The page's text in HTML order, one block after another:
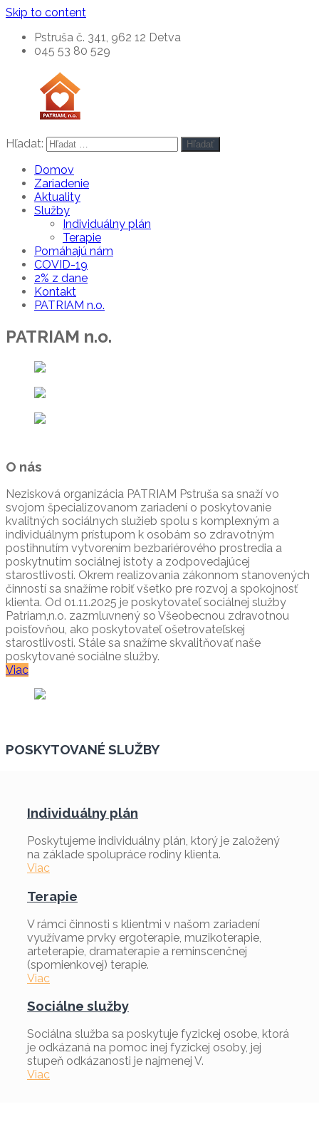
Skip to content
Pstruša č. 341, 962 12 Detva
045 53 80 529
PATRIAM,
n.o.
špecializované
zariadenie
Hľadat: Hľadať
Domov
Zariadenie
Aktuality
Služby
Individuálny plán
Terapie
Pomáhajú nám
COVID-19
2% z dane
Kontakt
PATRIAM n.o.
PATRIAM n.o.
O nás
Nezisková organizácia PATRIAM Pstruša sa snaží vo
svojom špecializovanom zariadení o poskytovanie
kvalitných sociálnych služieb spolu s komplexným a
individuálnym prístupom k osobám so zdravotným
postihnutím vytvorením bezbariérového prostredia a
poskytnutím sociálnej istoty a zodpovedajúcej
starostlivosti. Okrem realizovania zákonnom stanovených
činností sa snažíme robiť všetko pre rozvoj a spokojnosť
klienta. Od 01.11.2025 je poskytovateľ sociálnej služby
Patriam,n.o. zazmluvnený so Všeobecnou zdravotnou
poisťovňou, ako poskytovateľ ošetrovateľskej
starostlivosti. Stále sa snažíme skvalitňovať naše
poskytované sociálne služby.
Viac
POSKYTOVANÉ SLUŽBY
Individuálny plán
Poskytujeme individuálny plán, ktorý je založený
na základe spolupráce rodiny klienta.
Viac
Terapie
V rámci činnosti s klientmi v našom zariadení
využívame prvky ergoterapie, muzikoterapie,
arteterapie, dramaterapie a reminscenčnej
(spomienkovej) terapie.
Viac
Sociálne služby
Sociálna služba sa poskytuje fyzickej osobe, ktorá
je odkázaná na pomoc inej fyzickej osoby, jej
stupeň odkázanosti je najmenej V.
Viac